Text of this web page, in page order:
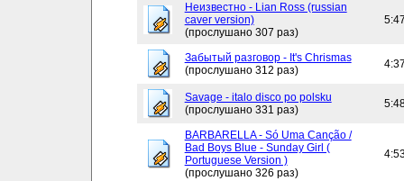
Неизвестно - Lian Ross (russian
caver version)
(прослушано 307 раз)
Забытый разговор - It's Chrismas
(прослушано 312 раз)
Savage - italo disco po polsku
(прослушано 331 раз)
BARBARELLA - Só Uma Canção /
Bad Boys Blue - Sunday Girl (
Portuguese Version )
(прослушано 326 раз)